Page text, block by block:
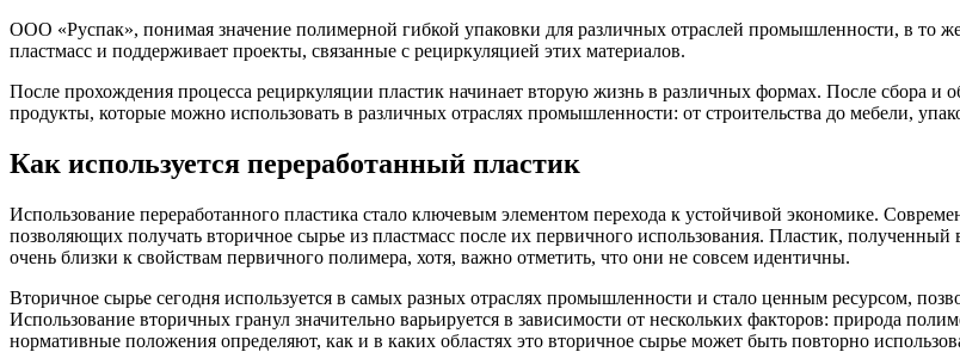
ООО «Руспак», понимая значение полимерной гибкой упаковки для различных отраслей промышленности, в то
пластмасс и поддерживает проекты, связанные с рециркуляцией этих материалов.
После прохождения процесса рециркуляции пластик начинает вторую жизнь в различных формах. После сбора и
продукты, которые можно использовать в различных отраслях промышленности: от строительства до мебели,
Как используется переработанный пластик
Использование переработанного пластика стало ключевым элементом перехода к устойчивой экономике.
позволяющих получать вторичное сырье из пластмасс после их первичного использования. Пластик, полученный
очень близки к свойствам первичного полимера, хотя, важно отметить, что они не совсем идентичны.
Вторичное сырье сегодня используется в самых разных отраслях промышленности и стало ценным ресурсом,
Использование вторичных гранул значительно варьируется в зависимости от нескольких факторов: природа
нормативные положения определяют, как и в каких областях это вторичное сырье может быть повторно